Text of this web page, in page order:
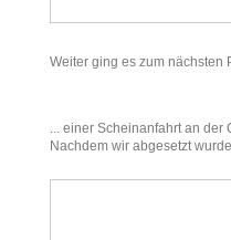
Weiter ging es zum nächsten
... einer Scheinanfahrt an der
Nachdem wir abgesetzt